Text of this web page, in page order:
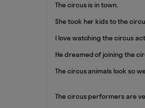
The circus is in town.
She took her kids to the
I love watching the circus
He dreamed of joining the
The circus animals look so
The circus performers are